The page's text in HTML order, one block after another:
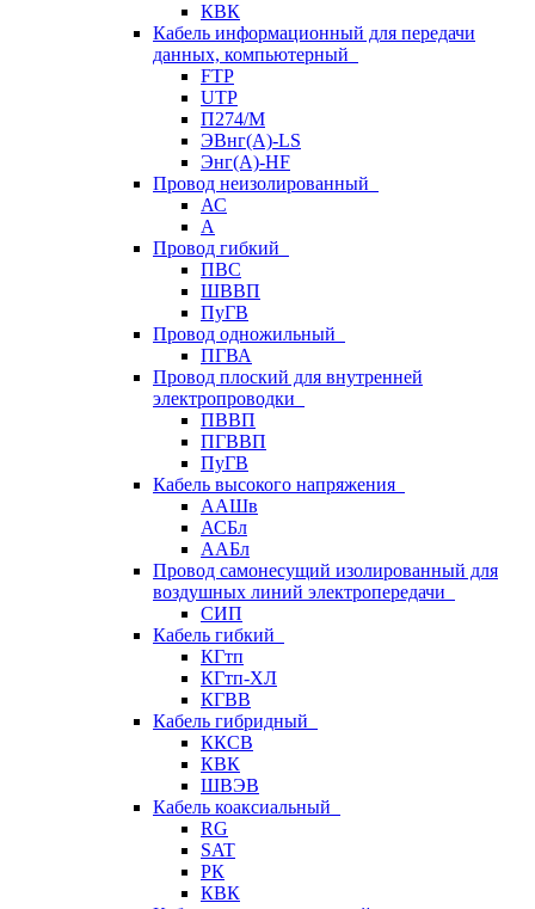
КВК
Кабель информационный для передачи
данных, компьютерный
FTP
UTP
П274/М
ЭВнг(А)-LS
Энг(А)-HF
Провод неизолированный
АС
А
Провод гибкий
ПВС
ШВВП
ПуГВ
Провод одножильный
ПГВА
Провод плоский для внутренней
электропроводки
ПВВП
ПГВВП
ПуГВ
Кабель высокого напряжения
ААШв
АСБл
ААБл
Провод самонесущий изолированный для
воздушных линий электропередачи
СИП
Кабель гибкий
КГтп
КГтп-ХЛ
КГВВ
Кабель гибридный
ККСВ
КВК
ШВЭВ
Кабель коаксиальный
RG
SAT
РК
КВК